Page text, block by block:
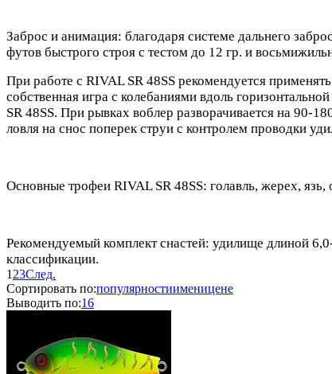
Заброс и анимация: благодаря системе дальнего
футов быстрого строя с тестом до 12 гр. и
При работе с RIVAL SR 48SS рекомендуется
собственная игра с колебаниями вдоль
SR 48SS. При рывках воблер разворачивается на 90-
ловля на снос поперек струи с контролем проводки
Основные трофеи RIVAL SR 48SS: голавль, жерех,
Рекомендуемый комплект снастей: удилище длиной
классификации.
1 23След.
Сортировать по:популярностиименицене
Выводить по:16